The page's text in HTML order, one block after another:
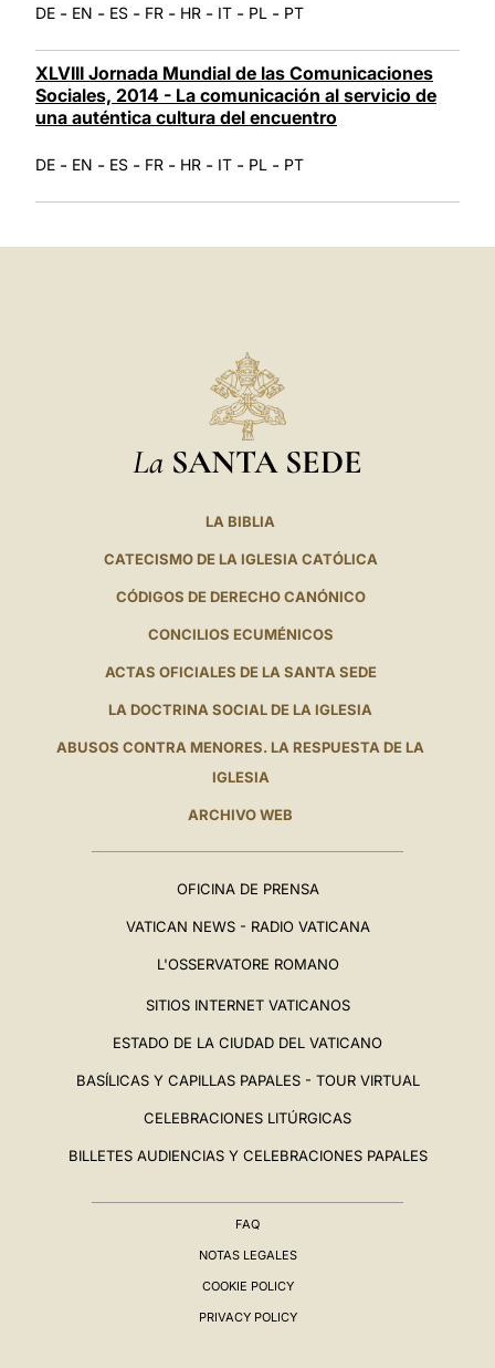
DE - EN - ES - FR - HR - IT - PL - PT
XLVIII Jornada Mundial de las Comunicaciones
Sociales, 2014 - La comunicación al servicio de
una auténtica cultura del encuentro
DE - EN - ES - FR - HR - IT - PL - PT
La SANTA SEDE
LA BIBLIA
CATECISMO DE LA IGLESIA CATÓLICA
CÓDIGOS DE DERECHO CANÓNICO
CONCILIOS ECUMÉNICOS
ACTAS OFICIALES DE LA SANTA SEDE
LA DOCTRINA SOCIAL DE LA IGLESIA
ABUSOS CONTRA MENORES. LA RESPUESTA DE LA
IGLESIA
ARCHIVO WEB
OFICINA DE PRENSA
VATICAN NEWS - RADIO VATICANA
L'OSSERVATORE ROMANO
SITIOS INTERNET VATICANOS
ESTADO DE LA CIUDAD DEL VATICANO
BASÍLICAS Y CAPILLAS PAPALES - TOUR VIRTUAL
CELEBRACIONES LITÚRGICAS
BILLETES AUDIENCIAS Y CELEBRACIONES PAPALES
FAQ
NOTAS LEGALES
COOKIE POLICY
PRIVACY POLICY